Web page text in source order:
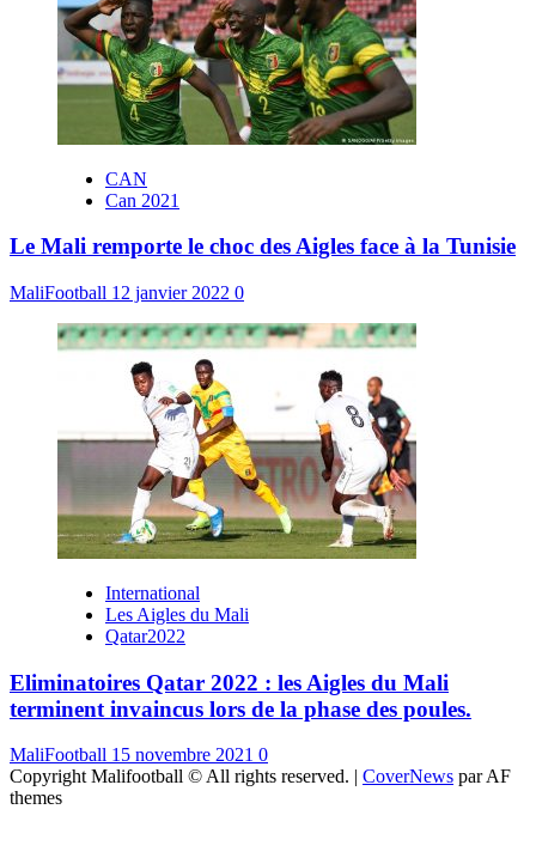
CAN
Can 2021
Le Mali remporte le choc des Aigles face à la Tunisie
MaliFootball 12 janvier 2022 0
International
Les Aigles du Mali
Qatar2022
Eliminatoires Qatar 2022 : les Aigles du Mali
terminent invaincus lors de la phase des poules.
MaliFootball 15 novembre 2021 0
Copyright Malifootball © All rights reserved. | CoverNews par AF
themes